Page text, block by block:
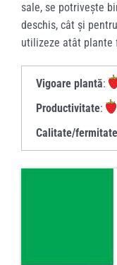
sale, se potrivește
deschis, cât și
utilizeze atât plante
Vigoare plantă:
Productivitate:
Calitate/fermitate